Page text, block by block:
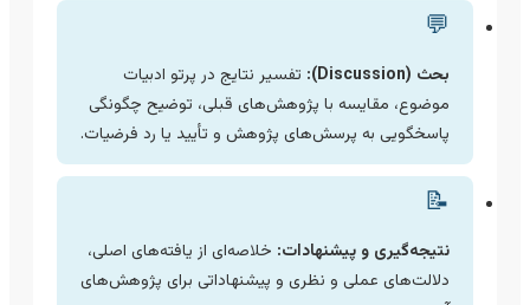
💬
بحث (Discussion):
تفسیر نتایج در پرتو ادبیات
موضوع، مقایسه با پژوهش‌های قبلی، توضیح چگونگی
پاسخگویی به پرسش‌های پژوهش و تأیید یا رد فرضیات.
📝
نتیجه‌گیری و پیشنهادات:خلاصه‌ای از یافته‌های اصلی،
دلالت‌های عملی و نظری و پیشنهاداتی برای پژوهش‌های